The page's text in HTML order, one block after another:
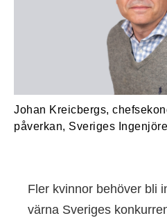
Johan Kreicbergs,
påverkan, Sveriges
Fler kvinnor behöver bli
värna Sveriges